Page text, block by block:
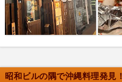
昭和ビルの隅で沖縄料理発見！